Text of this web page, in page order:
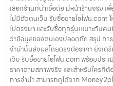
เลือกร้านที่น่าเชื่อถือ มีหน้าร้านจริง
ไม่มีตัวตนเว็บ รับซื้อขายไอโฟน.com
ไปตรงมา และรับซื้อทุกรุ่นเหมาะกับค
ว่าข้อมูลของตนเองปลอดภัย สรุป กา
จำนำนั้นส่งผลโดยตรงต่อราคา ยิ่งเต
เว็บ รับซื้อขายไอโฟน.com พร้อมประ
ราคาตามสภาพจริง และสำหรับใครที่
การจำนำ สามารถดูได้จาก